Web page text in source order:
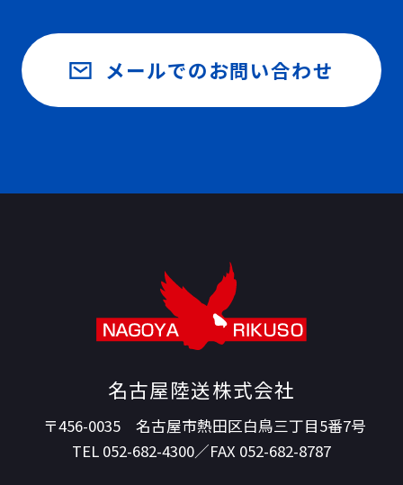
メールでのお問い合わせ
メールでのお問い合わせ
名古屋陸送株式会社
〒456-0035 名古屋市熱田区白鳥三丁目5番7号
TEL 052-682-4300／FAX 052-682-8787